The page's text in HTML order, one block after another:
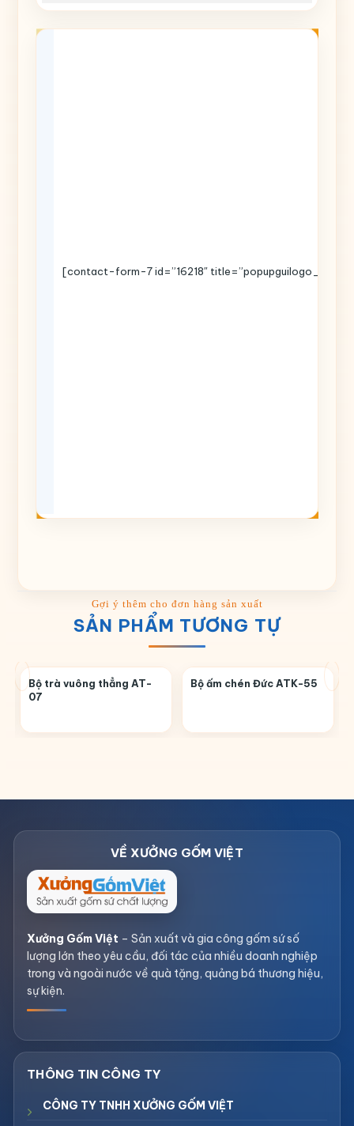
[contact-form-7 id=”16218″
SẢN PHẨM TƯƠNG TỰ
Bộ trà vuông thẳng AT-
07
Bộ ấm chén Đức ATK-55
Xưởng Gốm Việt – Sản xuất và gia công gốm sứ số
lượng lớn theo yêu cầu, đối tác của nhiều doanh nghiệp
trong và ngoài nước về quà tặng, quảng bá thương hiệu,
sự kiện.
CÔNG TY TNHH XƯỞNG GỐM VIỆT